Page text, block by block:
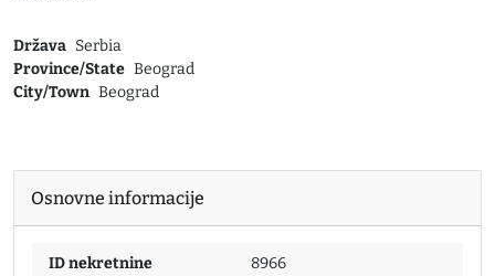
Država Serbia
Province/State Beograd
City/Town Beograd
Osnovne informacije
ID nekretnine 8966